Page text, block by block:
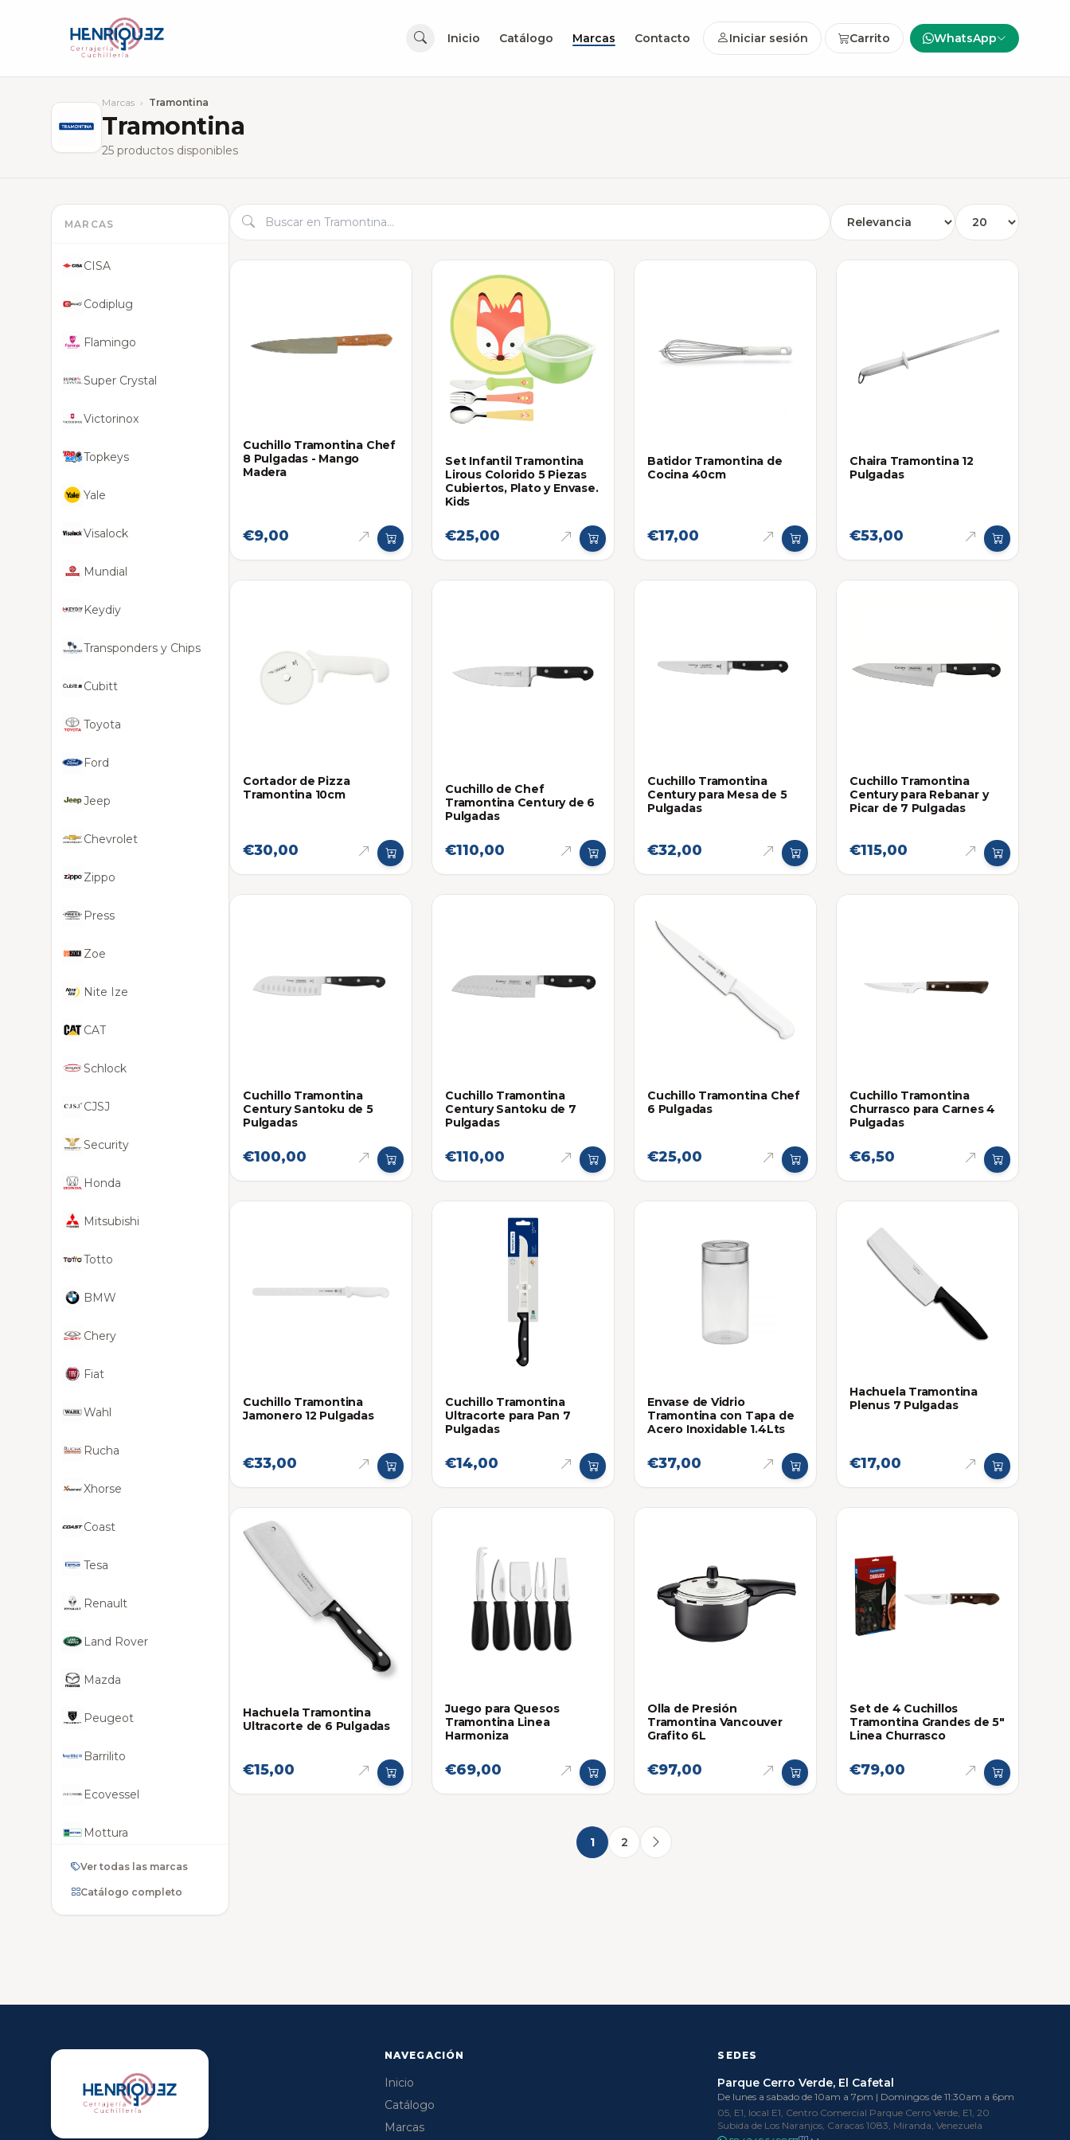
Inicio Catálogo Marcas Contacto Iniciar sesión Carrito WhatsApp
Marcas › Tramontina
Tramontina
25 productos disponibles
MARCAS
CISA
Codiplug
Flamingo
Super Crystal
Victorinox
Topkeys
Yale
Visalock
Mundial
Keydiy
Transponders y Chips
Cubitt
Toyota
Ford
Jeep
Chevrolet
Zippo
Press
Zoe
Nite Ize
CAT
Schlock
CJSJ
Security
Honda
Mitsubishi
Totto
BMW
Chery
Fiat
Wahl
Rucha
Xhorse
Coast
Tesa
Renault
Land Rover
Mazda
Peugeot
Barrilito
Ecovessel
Mottura
Singer
Mercedes-Benz
Ver todas las marcas
Catálogo completo
Cuchillo Tramontina Chef
8 Pulgadas - Mango
Madera
€9,00
Set Infantil Tramontina
Lirous Colorido 5 Piezas
Cubiertos, Plato y Envase.
Kids
€25,00
Batidor Tramontina de
Cocina 40cm
€17,00
Chaira Tramontina 12
Pulgadas
€53,00
Cortador de Pizza
Tramontina 10cm
€30,00
Cuchillo de Chef
Tramontina Century de 6
Pulgadas
€110,00
Cuchillo Tramontina
Century para Mesa de 5
Pulgadas
€32,00
Cuchillo Tramontina
Century para Rebanar y
Picar de 7 Pulgadas
€115,00
Cuchillo Tramontina
Century Santoku de 5
Pulgadas
€100,00
Cuchillo Tramontina
Century Santoku de 7
Pulgadas
€110,00
Cuchillo Tramontina Chef
6 Pulgadas
€25,00
Cuchillo Tramontina
Churrasco para Carnes 4
Pulgadas
€6,50
Cuchillo Tramontina
Jamonero 12 Pulgadas
€33,00
Cuchillo Tramontina
Ultracorte para Pan 7
Pulgadas
€14,00
Envase de Vidrio
Tramontina con Tapa de
Acero Inoxidable 1.4Lts
€37,00
Hachuela Tramontina
Plenus 7 Pulgadas
€17,00
Hachuela Tramontina
Ultracorte de 6 Pulgadas
€15,00
Juego para Quesos
Tramontina Linea
Harmoniza
€69,00
Olla de Presión
Tramontina Vancouver
Grafito 6L
€97,00
Set de 4 Cuchillos
Tramontina Grandes de 5"
Linea Churrasco
€79,00
1 2
NAVEGACIÓN
Inicio
Catálogo
Marcas
SEDES
Parque Cerro Verde, El Cafetal
De lunes a sabado de 10am a 7pm | Domingos de 11:30am a 6pm
05, E1, local E1, Centro Comercial Parque Cerro Verde, E1, 20
Subida de Los Naranjos, Caracas 1083, Miranda, Venezuela